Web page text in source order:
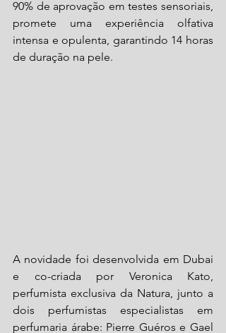
90% de aprovação em testes sensoriais,
promete uma experiência olfativa
intensa e opulenta, garantindo 14 horas
de duração na pele.
A novidade foi desenvolvida em Dubai
e co-criada por Veronica Kato,
perfumista exclusiva da Natura, junto a
dois perfumistas especialistas em
perfumaria árabe: Pierre Guéros e Gael